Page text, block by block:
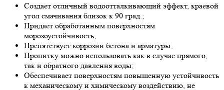
Создает отличный водоотталкивающий эффект, краевой
угол смачивания близок к 90 град.;
Придает обработанным поверхностям
морозоустойчивость;
Препятствует коррозии бетона и арматуры;
Пропитку можно использовать как в случае прямого,
так и обратного давления воды;
Обеспечивает поверхностям повышенную устойчивость
к механическому и химическому воздействию, не